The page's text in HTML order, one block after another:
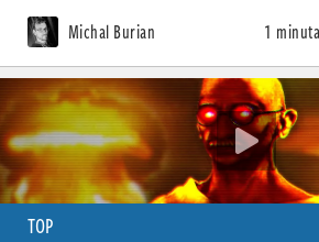
Michal Burian 1 minuta
TOP